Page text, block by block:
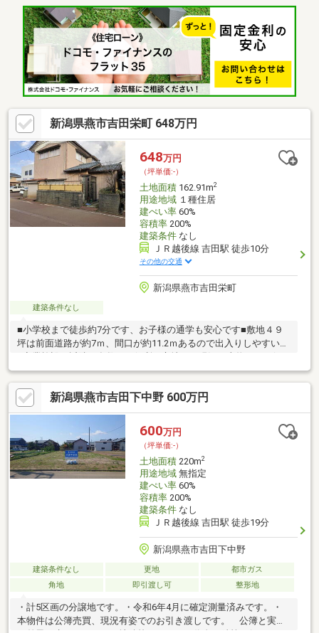
（950ｍ）・ツルハドラッグ徒歩8分（600ｍ）・ファミリーマー
ト徒歩2分（130ｍ）
新潟県燕市吉田栄町 648万円
648万円
（坪単価:-）
土地面積162.91m2
用途地域１種住居
建ぺい率60%
容積率200%
建築条件なし
ＪＲ越後線 吉田駅 徒歩10分
その他の交通
新潟県燕市吉田栄町
建築条件なし
■小学校まで徒歩約7分です、お子様の通学も安心です■敷地４９
坪は前面道路が約7ｍ、間口が約11.2ｍあるので出入りしやすい！
体更地渡し吉田南小学校：約500ｍ（徒歩約7分）吉田中学校：約
2200ｍ（徒歩約28分）
新潟県燕市吉田下中野 600万円
600万円
（坪単価:-）
土地面積220m2
用途地域無指定
建ぺい率60%
容積率200%
建築条件なし
ＪＲ越後線 吉田駅 徒歩19分
新潟県燕市吉田下中野
建築条件なし 更地
都市ガス
角地
即引渡し可 整形地
・計5区画の分譲地です。・令和6年4月に確定測量済みです。・
本物件は公簿売買、現況有姿でのお引き渡しです。 公簿と実測